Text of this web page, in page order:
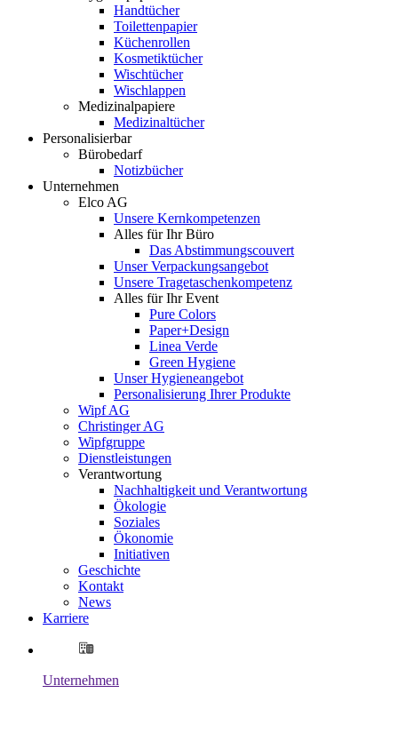
Handtücher
Toilettenpapier
Küchenrollen
Kosmetiktücher
Wischtücher
Wischlappen
Medizinalpapiere
Medizinaltücher
Personalisierbar
Bürobedarf
Notizbücher
Unternehmen
Elco AG
Unsere Kernkompetenzen
Alles für Ihr Büro
Das Abstimmungscouvert
Unser Verpackungsangebot
Unsere Tragetaschenkompetenz
Alles für Ihr Event
Pure Colors
Paper+Design
Linea Verde
Green Hygiene
Unser Hygieneangebot
Personalisierung Ihrer Produkte
Wipf AG
Christinger AG
Wipfgruppe
Dienstleistungen
Verantwortung
Nachhaltigkeit und Verantwortung
Ökologie
Soziales
Ökonomie
Initiativen
Geschichte
Kontakt
News
Karriere
Unternehmen